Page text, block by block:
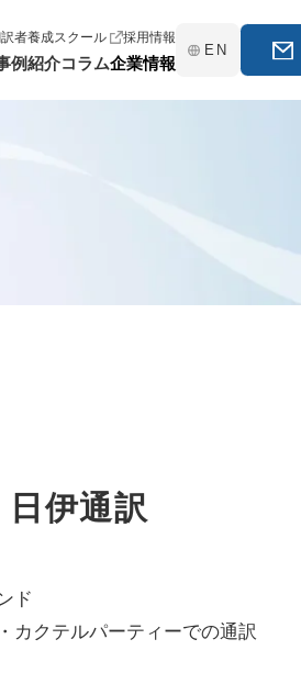
者養成スクール 採用情報
例紹介コラム企業情報
EN
伊通訳
ド
カクテルパーティーでの通訳